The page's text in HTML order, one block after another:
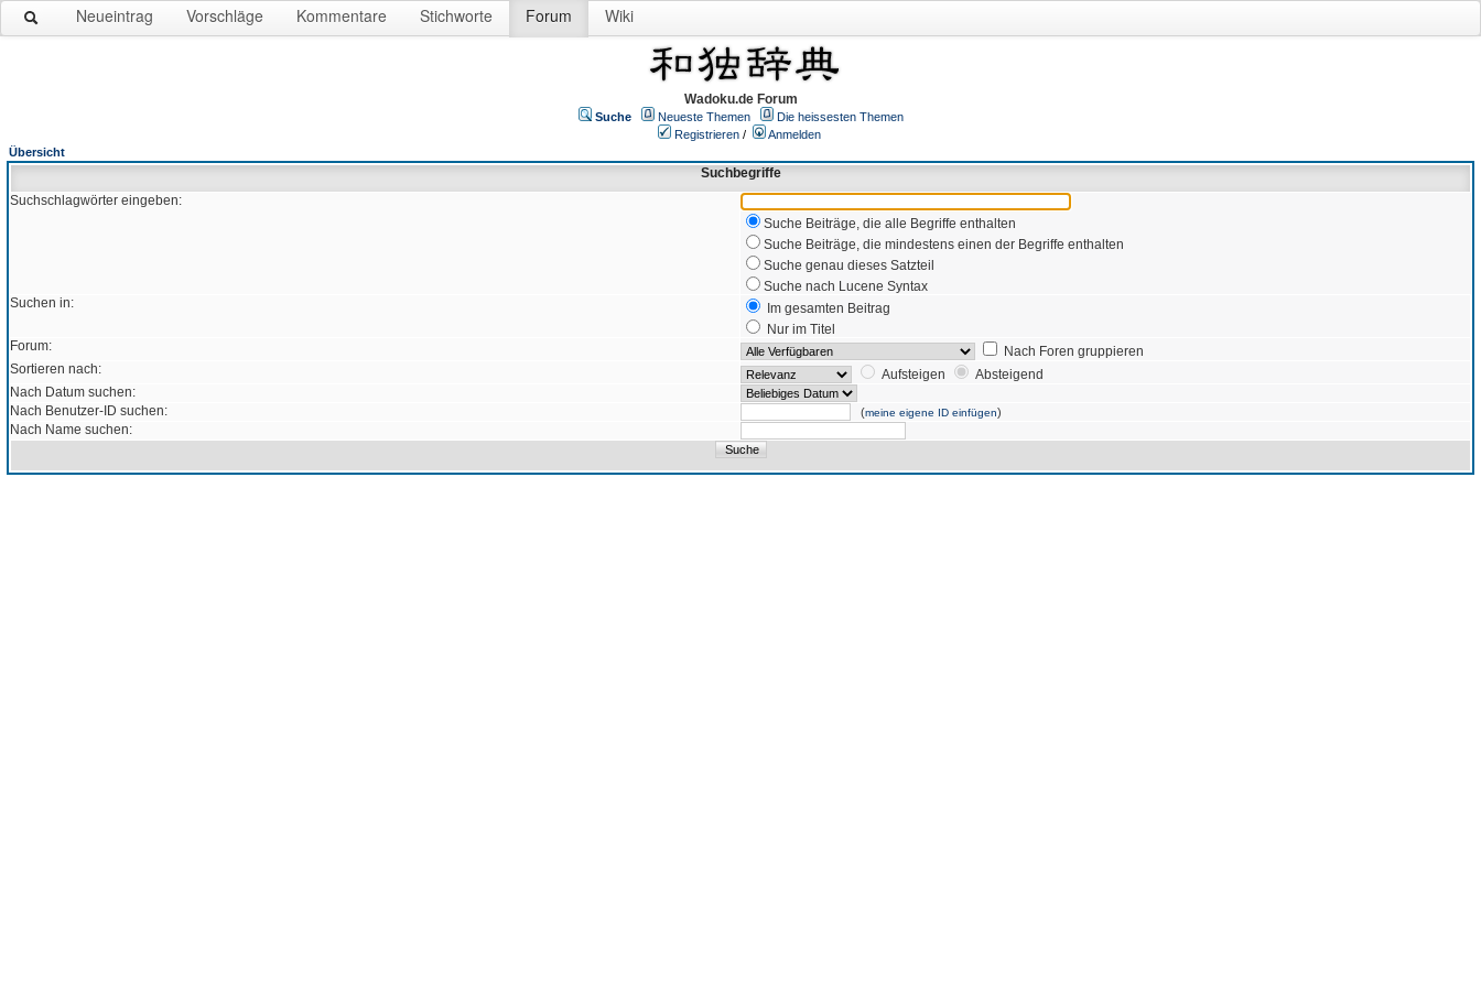
Neueintrag Vorschläge Kommentare Stichworte Forum Wiki
Wadoku.de Forum
Suche Neueste Themen
Die heissesten Themen
Registrieren /
Anmelden
Übersicht
Suchbegriffe
Suchschlagwörter eingeben:
Suche Beiträge, die alle Begriffe enthalten
Suche Beiträge, die mindestens einen der Begriffe enthalten
Suche genau dieses Satzteil
Suche nach Lucene Syntax
Suchen in:
Im gesamten Beitrag
Nur im Titel
Forum:
Nach Foren gruppieren
Sortieren nach:
Aufsteigen
Absteigend
Nach Datum suchen:
Nach Benutzer-ID suchen:
(meine eigene ID einfügen)
Nach Name suchen: